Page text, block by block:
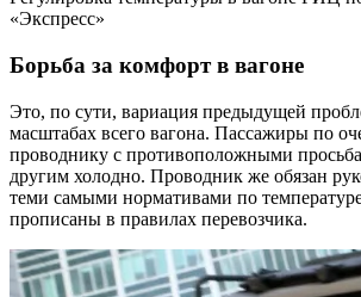
«Экспресс»
Борьба за комфорт в вагоне
Это, по сути, вариация предыдущей
масштабах всего вагона. Пассажиры по
проводнику с противоположными
другим холодно. Проводник же обязан
теми самыми нормативами по
прописаны в правилах перевозчика.